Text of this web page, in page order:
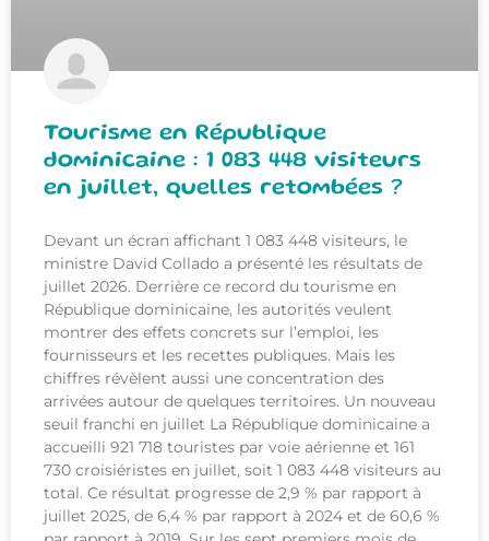
Tourisme en République
dominicaine : 1 083 448 visiteurs
en juillet, quelles retombées ?
Devant un écran affichant 1 083 448 visiteurs, le
ministre David Collado a présenté les résultats de
juillet 2026. Derrière ce record du tourisme en
République dominicaine, les autorités veulent
montrer des effets concrets sur l’emploi, les
fournisseurs et les recettes publiques. Mais les
chiffres révèlent aussi une concentration des
arrivées autour de quelques territoires. Un nouveau
seuil franchi en juillet La République dominicaine a
accueilli 921 718 touristes par voie aérienne et 161
730 croisiéristes en juillet, soit 1 083 448 visiteurs au
total. Ce résultat progresse de 2,9 % par rapport à
juillet 2025, de 6,4 % par rapport à 2024 et de 60,6 %